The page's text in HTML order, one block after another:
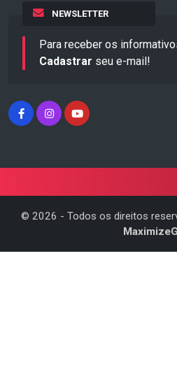
NEWSLETTER
Para receber os
Cadastrar seu e-mail!
© 2026 - Todos os direitos